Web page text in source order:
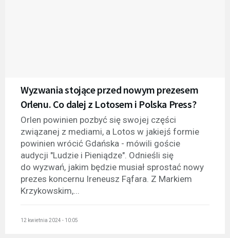
Wyzwania stojące przed nowym prezesem
Orlenu. Co dalej z Lotosem i Polska Press?
Orlen powinien pozbyć się swojej części
związanej z mediami, a Lotos w jakiejś formie
powinien wrócić Gdańska - mówili goście
audycji "Ludzie i Pieniądze". Odnieśli się
do wyzwań, jakim będzie musiał sprostać nowy
prezes koncernu Ireneusz Fąfara. Z Markiem
Krzykowskim,...
12 kwietnia 2024 - 10:05